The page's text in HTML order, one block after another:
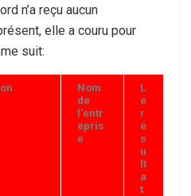
n’a reçu aucun
elle a couru pour
suit:
Nom
de
l’entr
epris
e
L
e
r
é
s
u
lt
a
t